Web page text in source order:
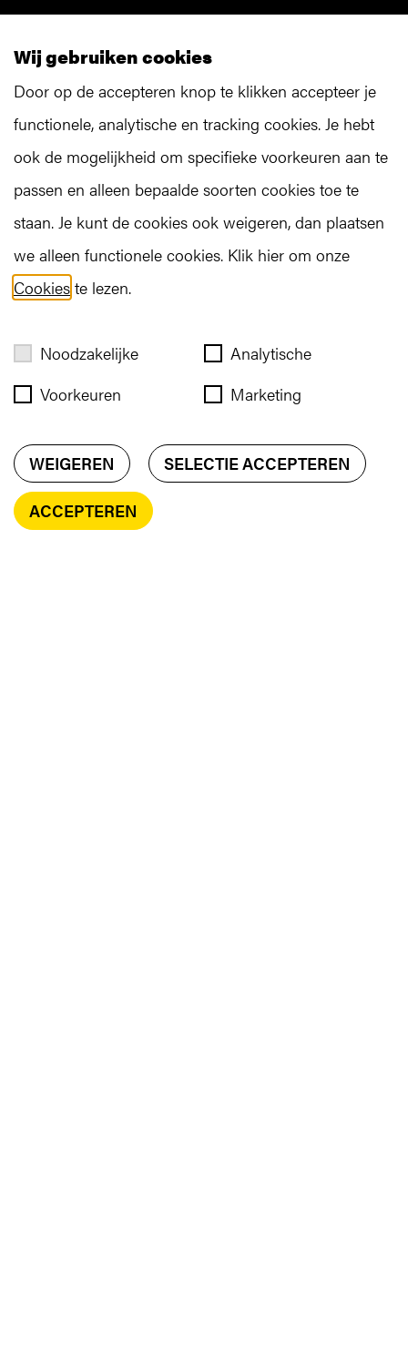
ENERGIE OVERIG
GOT A CHALLENGE?
Wij gebruiken cookies
Door op de accepteren knop te klikken accepteer je
functionele, analytische en tracking cookies. Je hebt
ook de mogelijkheid om specifieke voorkeuren aan te
passen en alleen bepaalde soorten cookies toe te
staan. Je kunt de cookies ook weigeren, dan plaatsen
we alleen functionele cookies. Klik hier om onze
Cookies te lezen.
Noodzakelijke
Analytische
Voorkeuren
Marketing
WEIGEREN SELECTIE ACCEPTEREN
ACCEPTEREN